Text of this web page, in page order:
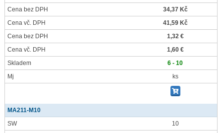
Cena bez DPH
34,37 Kč
Cena vč. DPH
41,59 Kč
Cena bez DPH
1,32 €
Cena vč. DPH
1,60 €
Skladem
6 - 10
Mj
ks
MA211-M10
SW
10